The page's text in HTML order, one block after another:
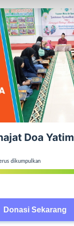
Doa Yatim
dikumpulkan
Donasi Sekarang